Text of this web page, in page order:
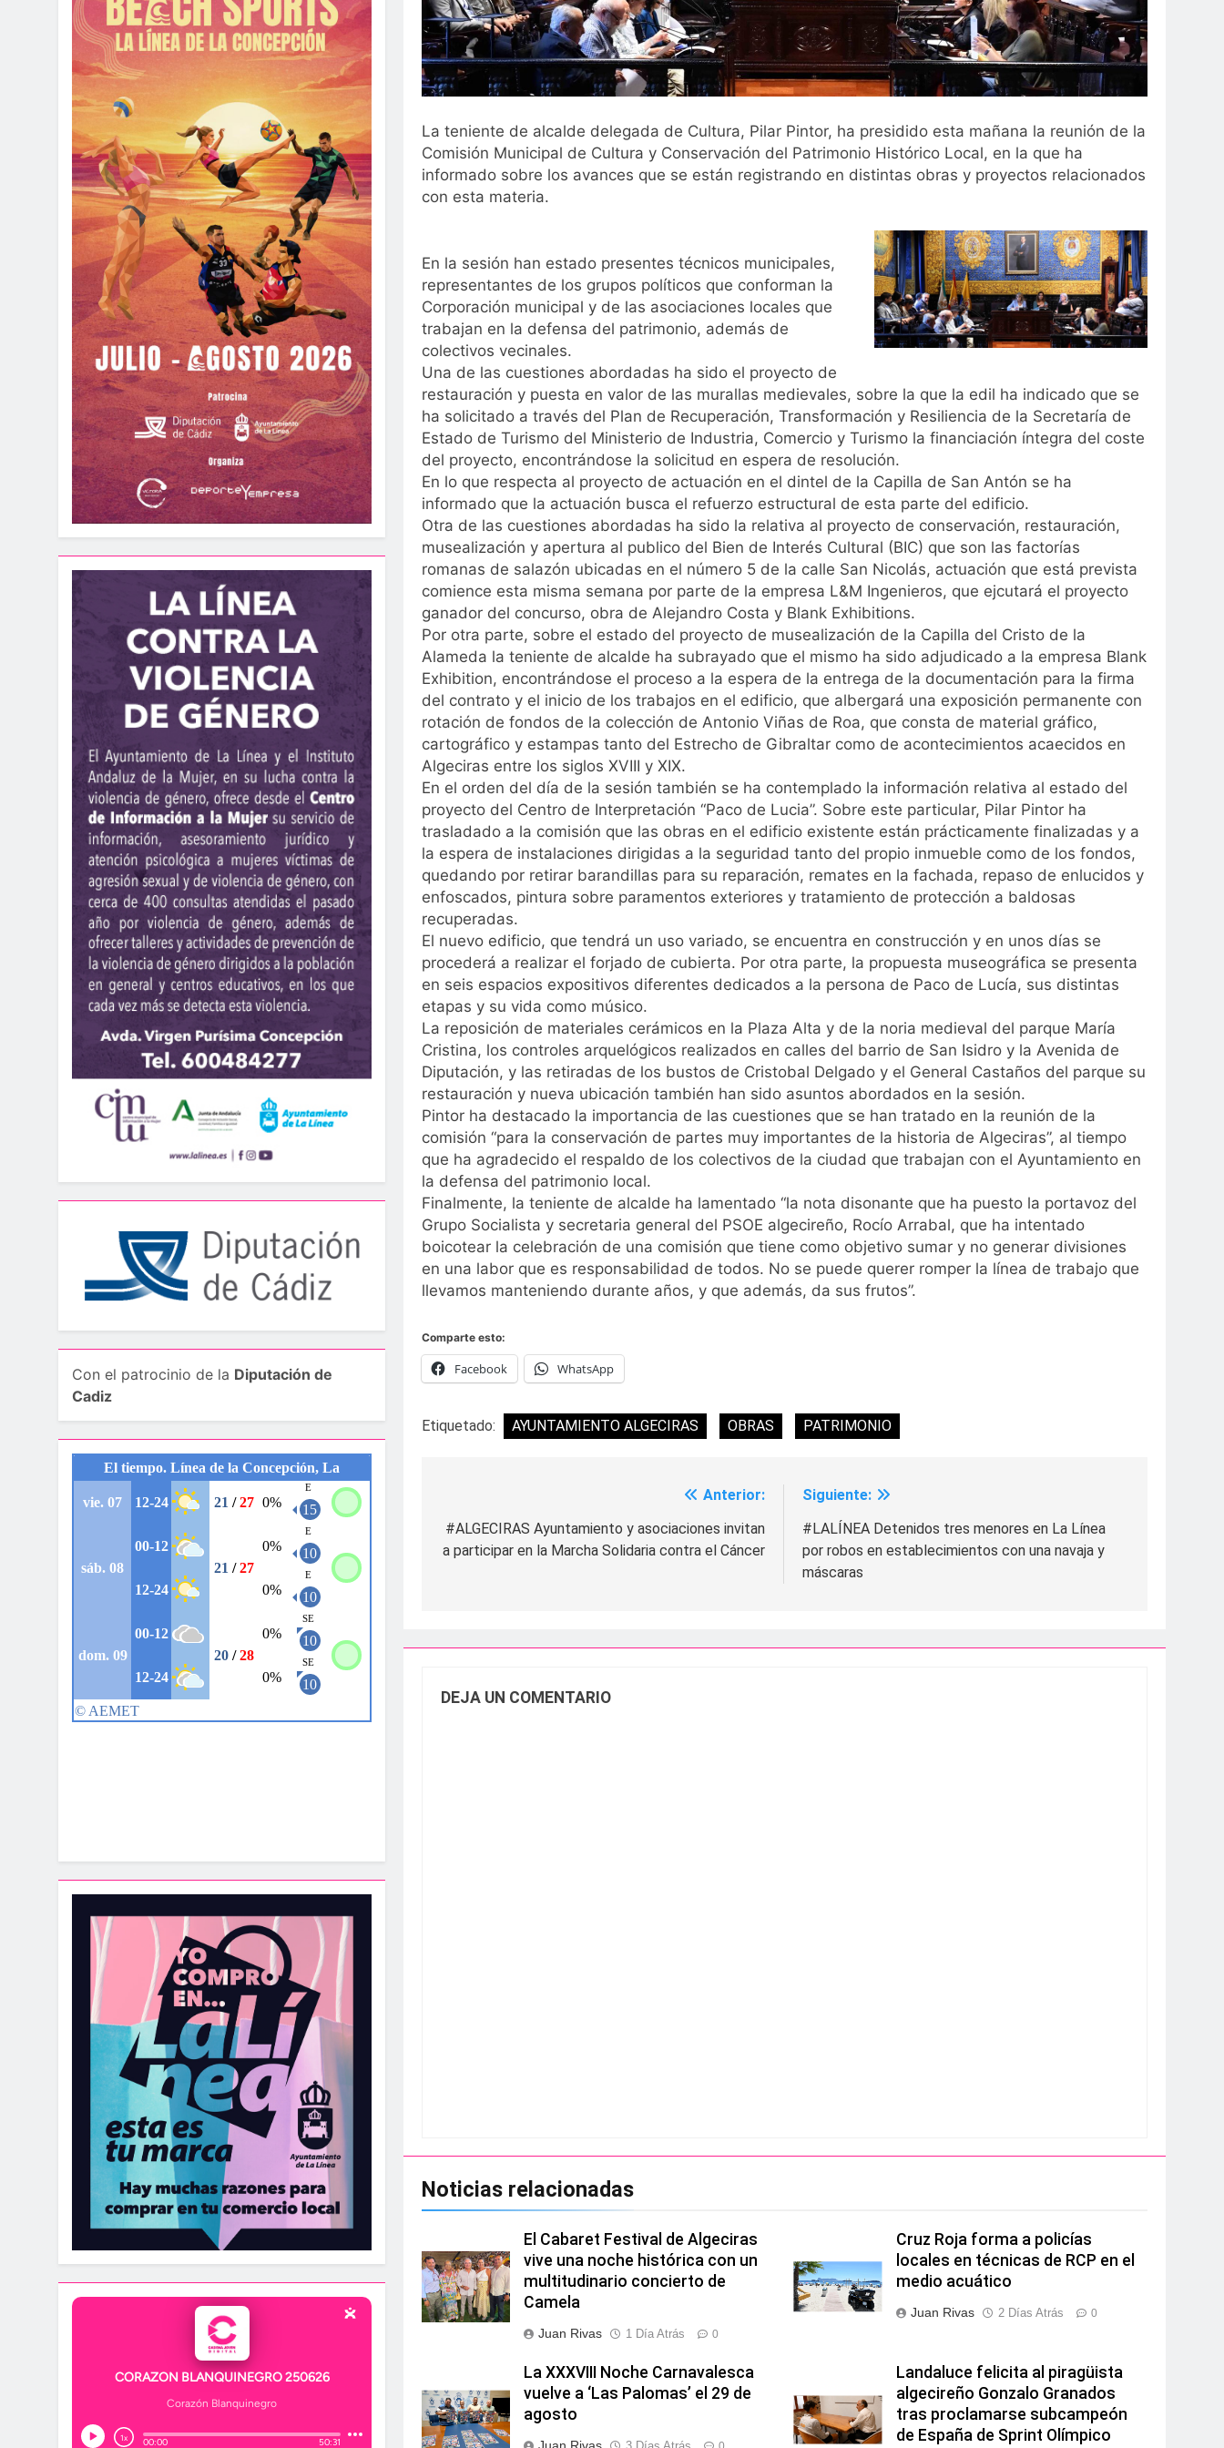
Con el patrocinio de la Diputación de
Cadiz
La teniente de alcalde delegada de Cultura, Pilar Pintor, ha presidido esta mañana la reunión de la
Comisión Municipal de Cultura y Conservación del Patrimonio Histórico Local, en la que ha
informado sobre los avances que se están registrando en distintas obras y proyectos relacionados
con esta materia.
En la sesión han estado presentes técnicos municipales,
representantes de los grupos políticos que conforman la
Corporación municipal y de las asociaciones locales que
trabajan en la defensa del patrimonio, además de
colectivos vecinales.
Una de las cuestiones abordadas ha sido el proyecto de
restauración y puesta en valor de las murallas medievales, sobre la que la edil ha indicado que se
ha solicitado a través del Plan de Recuperación, Transformación y Resiliencia de la Secretaría de
Estado de Turismo del Ministerio de Industria, Comercio y Turismo la financiación íntegra del coste
del proyecto, encontrándose la solicitud en espera de resolución.
En lo que respecta al proyecto de actuación en el dintel de la Capilla de San Antón se ha
informado que la actuación busca el refuerzo estructural de esta parte del edificio.
Otra de las cuestiones abordadas ha sido la relativa al proyecto de conservación, restauración,
musealización y apertura al publico del Bien de Interés Cultural (BIC) que son las factorías
romanas de salazón ubicadas en el número 5 de la calle San Nicolás, actuación que está prevista
comience esta misma semana por parte de la empresa L&M Ingenieros, que ejcutará el proyecto
ganador del concurso, obra de Alejandro Costa y Blank Exhibitions.
Por otra parte, sobre el estado del proyecto de musealización de la Capilla del Cristo de la
Alameda la teniente de alcalde ha subrayado que el mismo ha sido adjudicado a la empresa Blank
Exhibition, encontrándose el proceso a la espera de la entrega de la documentación para la firma
del contrato y el inicio de los trabajos en el edificio, que albergará una exposición permanente con
rotación de fondos de la colección de Antonio Viñas de Roa, que consta de material gráfico,
cartográfico y estampas tanto del Estrecho de Gibraltar como de acontecimientos acaecidos en
Algeciras entre los siglos XVIII y XIX.
En el orden del día de la sesión también se ha contemplado la información relativa al estado del
proyecto del Centro de Interpretación “Paco de Lucia”. Sobre este particular, Pilar Pintor ha
trasladado a la comisión que las obras en el edificio existente están prácticamente finalizadas y a
la espera de instalaciones dirigidas a la seguridad tanto del propio inmueble como de los fondos,
quedando por retirar barandillas para su reparación, remates en la fachada, repaso de enlucidos y
enfoscados, pintura sobre paramentos exteriores y tratamiento de protección a baldosas
recuperadas.
El nuevo edificio, que tendrá un uso variado, se encuentra en construcción y en unos días se
procederá a realizar el forjado de cubierta. Por otra parte, la propuesta museográfica se presenta
en seis espacios expositivos diferentes dedicados a la persona de Paco de Lucía, sus distintas
etapas y su vida como músico.
La reposición de materiales cerámicos en la Plaza Alta y de la noria medieval del parque María
Cristina, los controles arquelógicos realizados en calles del barrio de San Isidro y la Avenida de
Diputación, y las retiradas de los bustos de Cristobal Delgado y el General Castaños del parque su
restauración y nueva ubicación también han sido asuntos abordados en la sesión.
Pintor ha destacado la importancia de las cuestiones que se han tratado en la reunión de la
comisión “para la conservación de partes muy importantes de la historia de Algeciras”, al tiempo
que ha agradecido el respaldo de los colectivos de la ciudad que trabajan con el Ayuntamiento en
la defensa del patrimonio local.
Finalmente, la teniente de alcalde ha lamentado “la nota disonante que ha puesto la portavoz del
Grupo Socialista y secretaria general del PSOE algecireño, Rocío Arrabal, que ha intentado
boicotear la celebración de una comisión que tiene como objetivo sumar y no generar divisiones
en una labor que es responsabilidad de todos. No se puede querer romper la línea de trabajo que
llevamos manteniendo durante años, y que además, da sus frutos”.
Comparte esto:
Facebook WhatsApp
Etiquetado: AYUNTAMIENTO ALGECIRAS OBRAS PATRIMONIO
de
entradas
Anterior:
#ALGECIRAS Ayuntamiento y asociaciones invitan
a participar en la Marcha Solidaria contra el Cáncer
Siguiente:
#LALÍNEA Detenidos tres menores en La Línea
por robos en establecimientos con una navaja y
máscaras
DEJA UN COMENTARIO
Noticias relacionadas
El Cabaret Festival de Algeciras
vive una noche histórica con un
multitudinario concierto de
Camela
Juan Rivas 1 Día Atrás 0
Cruz Roja forma a policías
locales en técnicas de RCP en el
medio acuático
Juan Rivas 2 Días Atrás 0
La XXXVIII Noche Carnavalesca
vuelve a ‘Las Palomas’ el 29 de
agosto
Juan Rivas
Landaluce felicita al piragüista
algecireño Gonzalo Granados
tras proclamarse subcampeón
de España de Sprint Olímpico